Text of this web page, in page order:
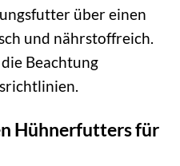
über einen
und nährstoffreich.
Beachtung
Hühnerfutters für